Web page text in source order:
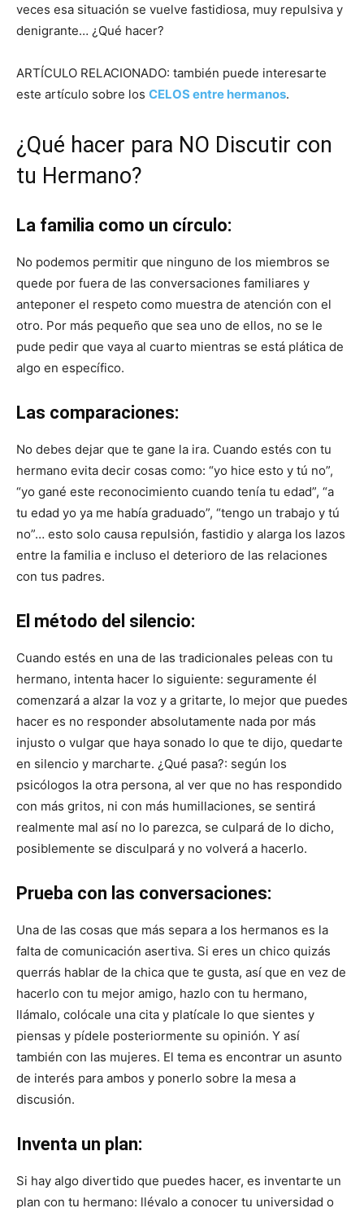
veces esa situación se vuelve fastidiosa, muy repulsiva y
denigrante… ¿Qué hacer?
ARTÍCULO RELACIONADO: también puede interesarte
este artículo sobre los CELOS entre hermanos.
¿Qué hacer para NO Discutir con
tu Hermano?
La familia como un círculo:
No podemos permitir que ninguno de los miembros se
quede por fuera de las conversaciones familiares y
anteponer el respeto como muestra de atención con el
otro. Por más pequeño que sea uno de ellos, no se le
pude pedir que vaya al cuarto mientras se está plática de
algo en específico.
Las comparaciones:
No debes dejar que te gane la ira. Cuando estés con tu
hermano evita decir cosas como: “yo hice esto y tú no”,
“yo gané este reconocimiento cuando tenía tu edad”, “a
tu edad yo ya me había graduado”, “tengo un trabajo y tú
no”… esto solo causa repulsión, fastidio y alarga los lazos
entre la familia e incluso el deterioro de las relaciones
con tus padres.
El método del silencio:
Cuando estés en una de las tradicionales peleas con tu
hermano, intenta hacer lo siguiente: seguramente él
comenzará a alzar la voz y a gritarte, lo mejor que puedes
hacer es no responder absolutamente nada por más
injusto o vulgar que haya sonado lo que te dijo, quedarte
en silencio y marcharte. ¿Qué pasa?: según los
psicólogos la otra persona, al ver que no has respondido
con más gritos, ni con más humillaciones, se sentirá
realmente mal así no lo parezca, se culpará de lo dicho,
posiblemente se disculpará y no volverá a hacerlo.
Prueba con las conversaciones:
Una de las cosas que más separa a los hermanos es la
falta de comunicación asertiva. Si eres un chico quizás
querrás hablar de la chica que te gusta, así que en vez de
hacerlo con tu mejor amigo, hazlo con tu hermano,
llámalo, colócale una cita y platícale lo que sientes y
piensas y pídele posteriormente su opinión. Y así
también con las mujeres. El tema es encontrar un asunto
de interés para ambos y ponerlo sobre la mesa a
discusión.
Inventa un plan:
Si hay algo divertido que puedes hacer, es inventarte un
plan con tu hermano: llévalo a conocer tu universidad o